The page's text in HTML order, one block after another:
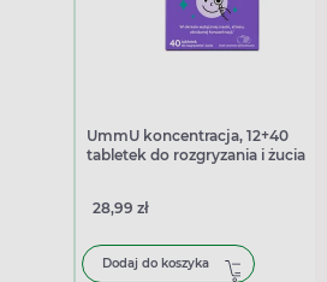
UmmU koncentracja, 12+40
tabletek do rozgryzania i żucia
28,99 zł
Dodaj do koszyka